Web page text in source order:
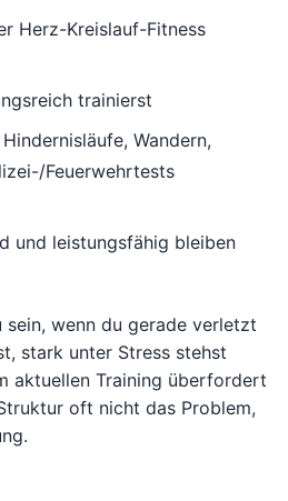
Herz-Kreislauf-Fitness
trainierst
Wandern,
Feuerwehrtests
und leistungsfähig bleiben
wenn du gerade verletzt
stark unter Stress stehst
aktuellen Training überfordert
oft nicht das Problem,